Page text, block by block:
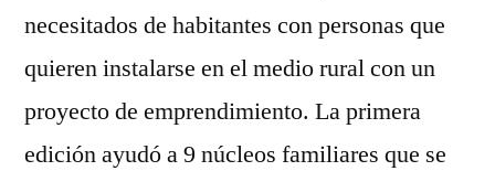
necesitados de habitantes con personas que
quieren instalarse en el medio rural con un
proyecto de emprendimiento. La primera
edición ayudó a 9 núcleos familiares que se